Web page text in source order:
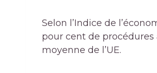
Selon l’Indice de
pour cent de
moyenne de l’UE.